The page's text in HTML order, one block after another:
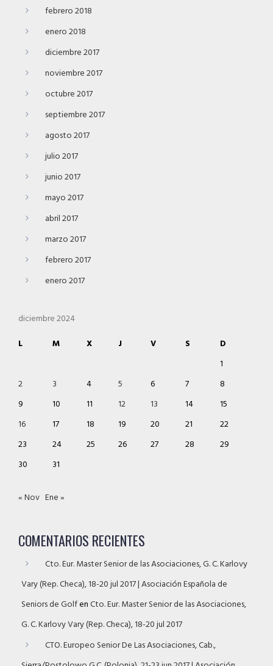
febrero 2018
enero 2018
diciembre 2017
noviembre 2017
octubre 2017
septiembre 2017
agosto 2017
julio 2017
junio 2017
mayo 2017
abril 2017
marzo 2017
febrero 2017
enero 2017
diciembre 2024
L
M X J V S
D
1
2
3 4 5 6 7
8
9
10 11 12 13 14
15
16
17 18 19 20 21
22
23
24 25 26 27 28
29
30
31
« Nov Ene »
COMENTARIOS RECIENTES
Cto. Eur. Master Senior de las Asociaciones, G. C. Karlovy
Vary (Rep. Checa), 18-20 jul 2017 | Asociación Española de
Seniors de GolfenCto. Eur. Master Senior de las Asociaciones,
G. C. Karlovy Vary (Rep. Checa), 18-20 jul 2017
CTO. Europeo Senior De Las Asociaciones, Cab.,